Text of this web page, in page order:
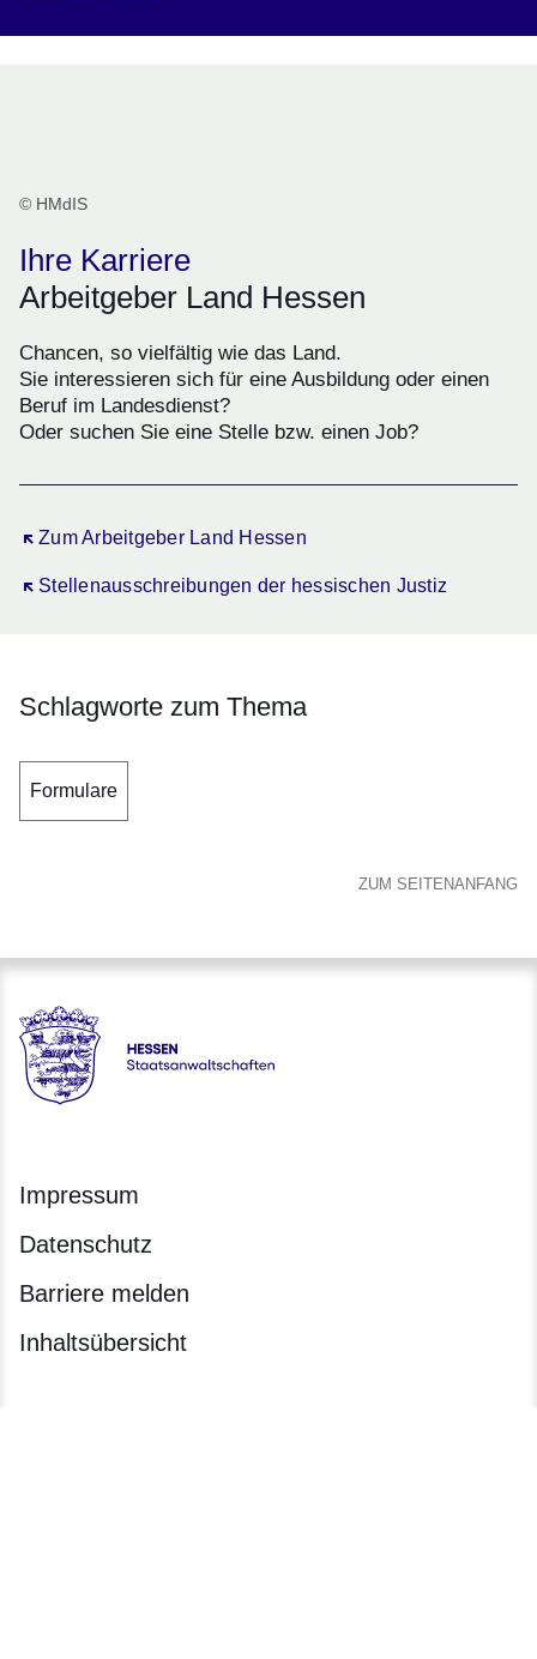
© HMdIS
Ihre Karriere
Arbeitgeber Land Hessen
Chancen, so vielfältig wie das Land.
Sie interessieren sich für eine Ausbildung oder einen
Beruf im Landesdienst?
Oder suchen Sie eine Stelle bzw. einen Job?
Zum Arbeitgeber Land Hessen
Öffnet sich in einem neuen Fenster
Stellenausschreibungen der hessischen Justiz
Öffnet sich in einem neuen Fenster
Schlagworte zum Thema
Formulare
ZUM SEITENANFANG
Hessen - Staatsanwaltschaften Hessen
Impressum
Datenschutz
Barriere melden
Inhaltsübersicht